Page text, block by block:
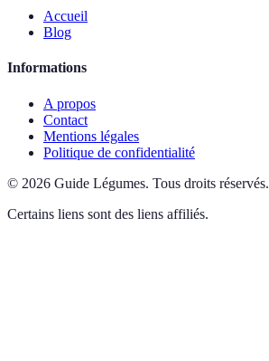
Accueil
Blog
Informations
A propos
Contact
Mentions légales
Politique de confidentialité
© 2026 Guide Légumes. Tous droits réservés.
Certains liens sont des liens affiliés.